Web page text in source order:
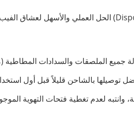
جميع الملصقات والسدادات المطاطية
توصيلها بالشاحن قليلاً قبل أول
لعدم تغطية فتحات التهوية